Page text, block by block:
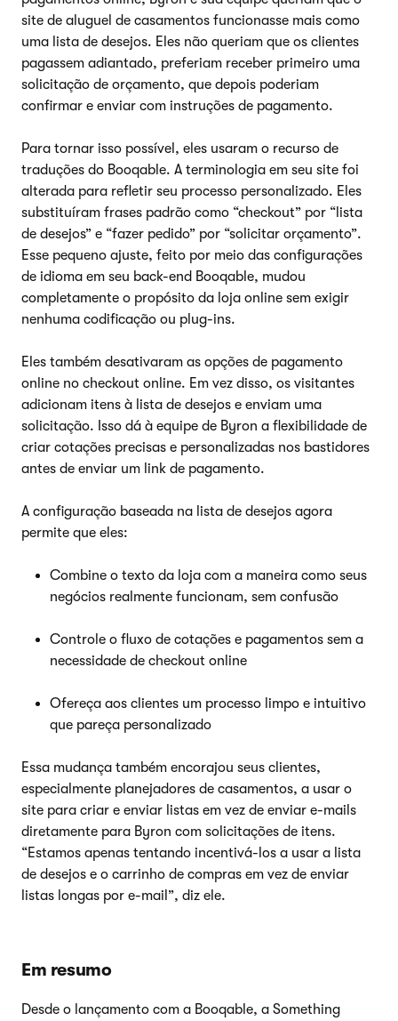
site de aluguel de casamentos funcionasse mais como
uma lista de desejos. Eles não queriam que os clientes
pagassem adiantado, preferiam receber primeiro uma
solicitação de orçamento, que depois poderiam
confirmar e enviar com instruções de pagamento.
Para tornar isso possível, eles usaram o recurso de
traduções do Booqable. A terminologia em seu site foi
alterada para refletir seu processo personalizado. Eles
substituíram frases padrão como “checkout” por “lista
de desejos” e “fazer pedido” por “solicitar orçamento”.
Esse pequeno ajuste, feito por meio das configurações
de idioma em seu back-end Booqable, mudou
completamente o propósito da loja online sem exigir
nenhuma codificação ou plug-ins.
Eles também desativaram as opções de pagamento
online no checkout online. Em vez disso, os visitantes
adicionam itens à lista de desejos e enviam uma
solicitação. Isso dá à equipe de Byron a flexibilidade de
criar cotações precisas e personalizadas nos bastidores
antes de enviar um link de pagamento.
A configuração baseada na lista de desejos agora
permite que eles:
Combine o texto da loja com a maneira como seus
negócios realmente funcionam, sem confusão
Controle o fluxo de cotações e pagamentos sem a
necessidade de checkout online
Ofereça aos clientes um processo limpo e intuitivo
que pareça personalizado
Essa mudança também encorajou seus clientes,
especialmente planejadores de casamentos, a usar o
site para criar e enviar listas em vez de enviar e-mails
diretamente para Byron com solicitações de itens.
“Estamos apenas tentando incentivá-los a usar a lista
de desejos e o carrinho de compras em vez de enviar
listas longas por e-mail”, diz ele.
Em resumo
Desde o lançamento com a Booqable, a Something